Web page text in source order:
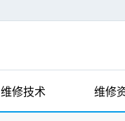
维修技术 维修